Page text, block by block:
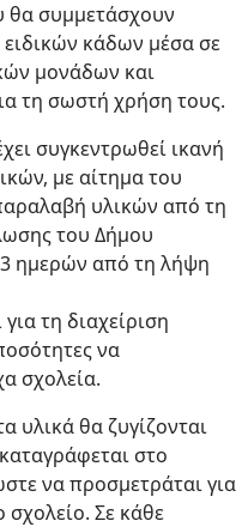
θα συμμετάσχουν
κάδων μέσα σε
μονάδων και
τη σωστή χρήση τους.
συγκεντρωθεί ικανή
με αίτημα του
υλικών από τη
του Δήμου
ημερών από τη λήψη
τη διαχείριση
να
σχολεία.
υλικά θα ζυγίζονται
στο
να προσμετράται για
σχολείο. Σε κάθε